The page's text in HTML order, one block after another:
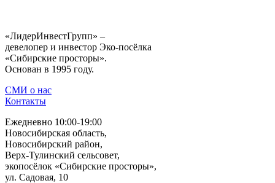
«ЛидерИнвестГрупп» –
девелопер и инвестор Эко-посёлка
«Сибирские просторы».
Основан в 1995 году.
СМИ о нас
Контакты
Ежедневно 10:00-19:00
Новосибирская область,
Новосибирский район,
Верх-Тулинский сельсовет,
экопосёлок «Сибирские просторы»,
ул. Садовая, 10